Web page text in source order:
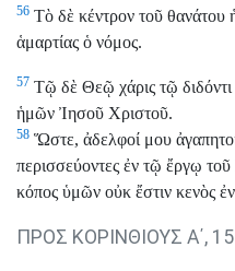
56 Τὸ δὲ κέντρον τοῦ θανάτου
ἁμαρτίας ὁ νόμος.
57 Τῷ δὲ Θεῷ χάρις τῷ διδόντι
ἡμῶν Ἰησοῦ Χριστοῦ.
58 Ὥστε, ἀδελφοί μου
περισσεύοντες ἐν τῷ ἔργῳ τοῦ
κόπος ὑμῶν οὐκ ἔστιν κενὸς
ΠΡΟΣ ΚΟΡΙΝΘΙΟΥΣ Α΄,